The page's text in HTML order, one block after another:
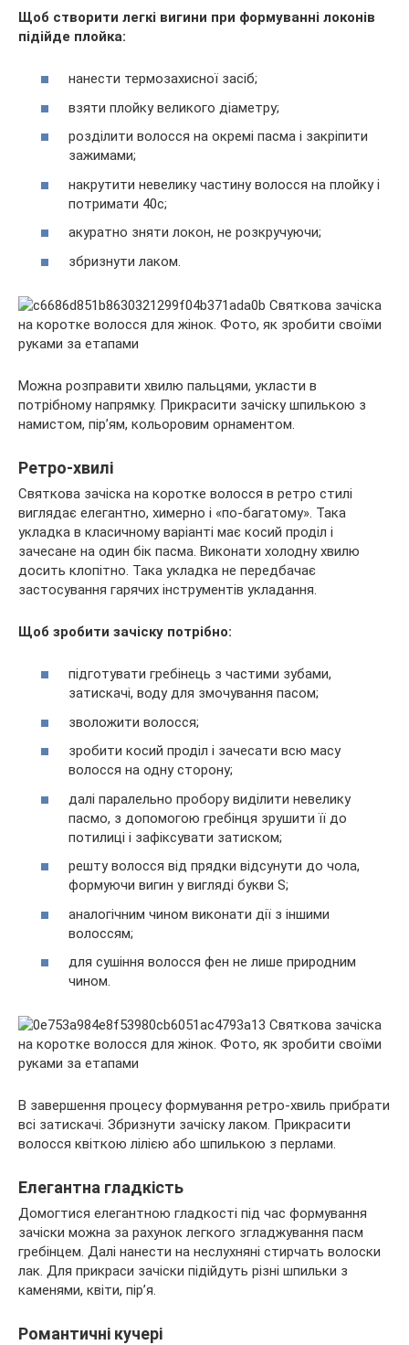
Щоб створити легкі вигини при формуванні локонів
підійде плойка:
нанести термозахисної засіб;
взяти плойку великого діаметру;
розділити волосся на окремі пасма і закріпити
зажимами;
накрутити невелику частину волосся на плойку і
потримати 40с;
акуратно зняти локон, не розкручуючи;
збризнути лаком.
Можна розправити хвилю пальцями, укласти в
потрібному напрямку. Прикрасити зачіску шпилькою з
намистом, пір’ям, кольоровим орнаментом.
Ретро-хвилі
Святкова зачіска на коротке волосся в ретро стилі
виглядає елегантно, химерно і «по-багатому». Така
укладка в класичному варіанті має косий проділ і
зачесане на один бік пасма. Виконати холодну хвилю
досить клопітно. Така укладка не передбачає
застосування гарячих інструментів укладання.
Щоб зробити зачіску потрібно:
підготувати гребінець з частими зубами,
затискачі, воду для змочування пасом;
зволожити волосся;
зробити косий проділ і зачесати всю масу
волосся на одну сторону;
далі паралельно пробору виділити невелику
пасмо, з допомогою гребінця зрушити її до
потилиці і зафіксувати затиском;
решту волосся від прядки відсунути до чола,
формуючи вигин у вигляді букви S;
аналогічним чином виконати дії з іншими
волоссям;
для сушіння волосся фен не лише природним
чином.
В завершення процесу формування ретро-хвиль прибрати
всі затискачі. Збризнути зачіску лаком. Прикрасити
волосся квіткою лілією або шпилькою з перлами.
Елегантна гладкість
Домогтися елегантною гладкості під час формування
зачіски можна за рахунок легкого згладжування пасм
гребінцем. Далі нанести на неслухняні стирчать волоски
лак. Для прикраси зачіски підійдуть різні шпильки з
каменями, квіти, пір’я.
Романтичні кучері